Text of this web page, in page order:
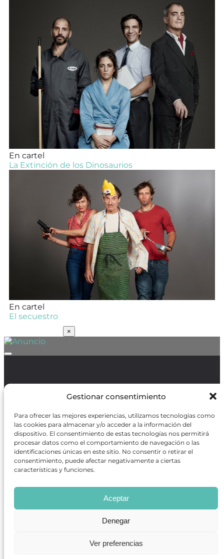
Gestionar consentimiento
Para ofrecer las mejores experiencias, utilizamos tecnologías como
las cookies para almacenar y/o acceder a la información del
dispositivo. El consentimiento de estas tecnologías nos permitirá
procesar datos como el comportamiento de navegación o las
identificaciones únicas en este sitio. No consentir o retirar el
consentimiento, puede afectar negativamente a ciertas
características y funciones.
Aceptar
Denegar
Ver preferencias
En cartel
La Extinción de los Dinosaurios
En cartel
El secuestro
×
Política de Protección de Datos/Política de Cookies
REVISTA ONLINE
CARTELERA TEATRO MADRID
CENTROS DE FORMACIÓN
SOBRE NOSOTROS
CONTACTO
OBRAS MÁS VOTADAS
BÚSQUEDA AVANZADA DE OBRAS